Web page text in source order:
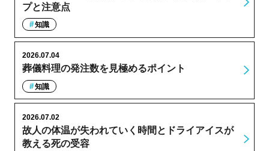
プと注意点
知識
葬儀料理の発注数を見極めるポイント
2026.07.04
知識
故人の体温が失われていく時間とドライアイスが
教える死の受容
2026.07.02